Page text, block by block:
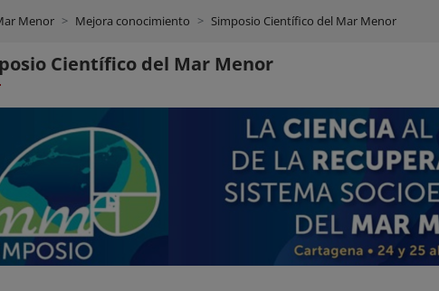
Menor Mejora conocimiento Simposio Científico del Mar Menor
Científico del Mar Menor